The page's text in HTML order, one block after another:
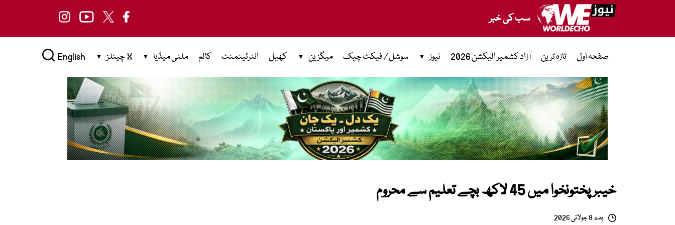
سب کی خبر
صفحہ اول تازہ ترین آزاد کشمیر الیکشن 2026 نیوز سوشل / فیکٹ چیک میگزین کھیل انٹرٹینمنٹ کالم ملٹی میڈیا X چینلز English
خیبر پختونخوا میں 45 لاکھ بچے تعلیم سے محروم
بدھ 8 جولائی 2026